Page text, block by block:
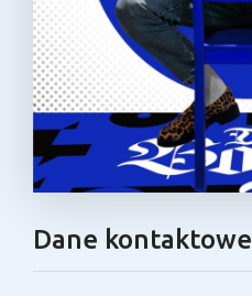
Dane kontaktowe